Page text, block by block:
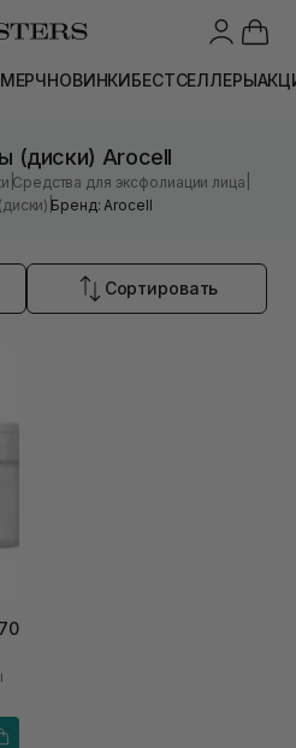
МЕРЧНОВИНКИБЕСТСЕЛЛЕРЫ
(диски) Arocell
|Средства для эксфолиации лица
|Бренд: Arocell
Сортировать